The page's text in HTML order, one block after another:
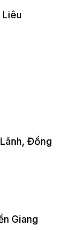
Đồng
Giang